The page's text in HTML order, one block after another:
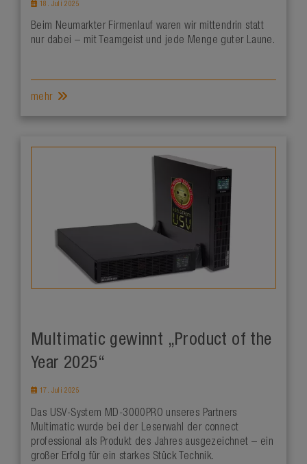
18. Juli 2025
Beim Neumarkter Firmenlauf waren wir mittendrin statt
nur dabei – mit Teamgeist und jede Menge guter Laune.
mehr
Multimatic gewinnt „Product of the
Year 2025“
17. Juli 2025
Das USV-System MD-3000PRO unseres Partners
Multimatic wurde bei der Leserwahl der connect
professional als Produkt des Jahres ausgezeichnet – ein
großer Erfolg für ein starkes Stück Technik.